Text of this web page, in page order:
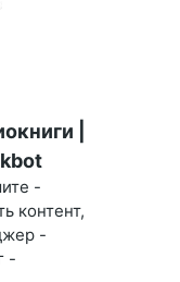
|
-
контент,
-
-